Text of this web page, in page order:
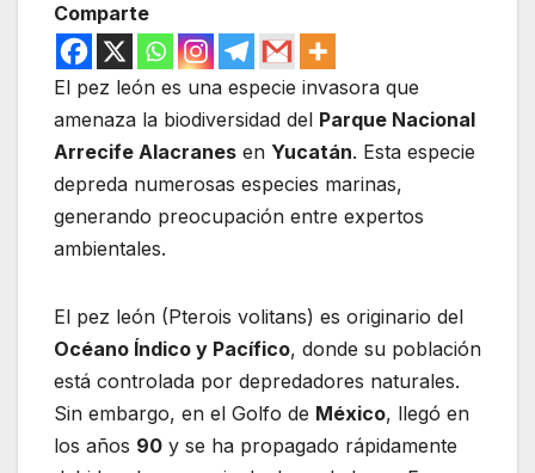
Comparte
El pez león es una especie invasora que
amenaza la biodiversidad del Parque Nacional
Arrecife Alacranes en Yucatán. Esta especie
depreda numerosas especies marinas,
generando preocupación entre expertos
ambientales.
El pez león (Pterois volitans) es originario del
Océano Índico y Pacífico, donde su población
está controlada por depredadores naturales.
Sin embargo, en el Golfo de México, llegó en
los años 90 y se ha propagado rápidamente